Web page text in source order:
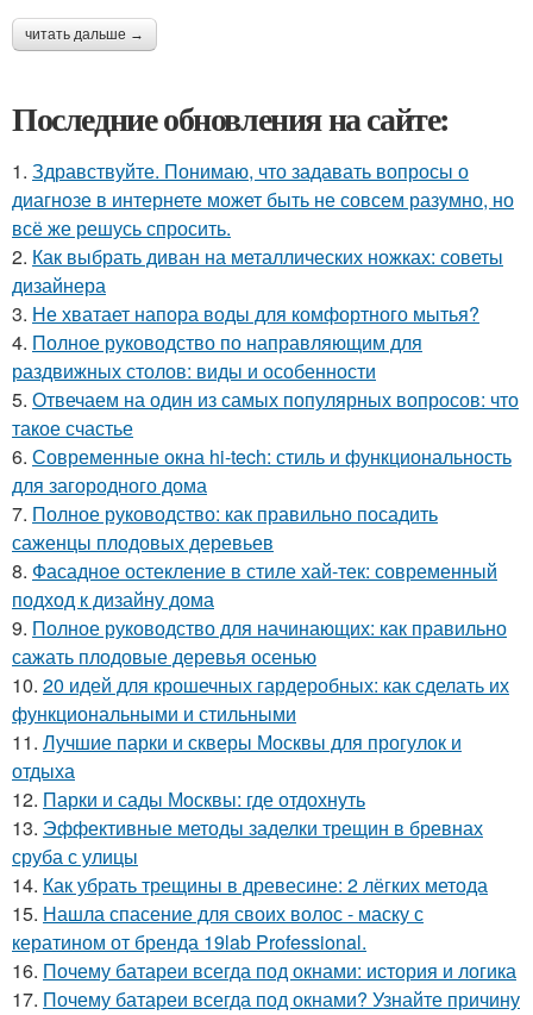
читать дальше →
Последние обновления на сайте:
1. Здравствуйте. Понимаю, что задавать вопросы о
диагнозе в интернете может быть не совсем разумно, но
всё же решусь спросить.
2. Как выбрать диван на металлических ножках: советы
дизайнера
3. Не хватает напора воды для комфортного мытья?
4. Полное руководство по направляющим для
раздвижных столов: виды и особенности
5. Отвечаем на один из самых популярных вопросов: что
такое счастье
6. Современные окна hi-tech: стиль и функциональность
для загородного дома
7. Полное руководство: как правильно посадить
саженцы плодовых деревьев
8. Фасадное остекление в стиле хай-тек: современный
подход к дизайну дома
9. Полное руководство для начинающих: как правильно
сажать плодовые деревья осенью
10. 20 идей для крошечных гардеробных: как сделать их
функциональными и стильными
11. Лучшие парки и скверы Москвы для прогулок и
отдыха
12. Парки и сады Москвы: где отдохнуть
13. Эффективные методы заделки трещин в бревнах
сруба с улицы
14. Как убрать трещины в древесине: 2 лёгких метода
15. Нашла спасение для своих волос - маску с
кератином от бренда 19lab Professional.
16. Почему батареи всегда под окнами: история и логика
17. Почему батареи всегда под окнами? Узнайте причину